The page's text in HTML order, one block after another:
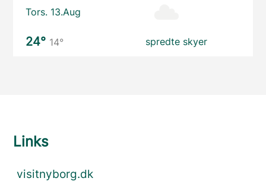
Tors. 13.Aug
24° 14° spredte skyer
Links
visitnyborg.dk